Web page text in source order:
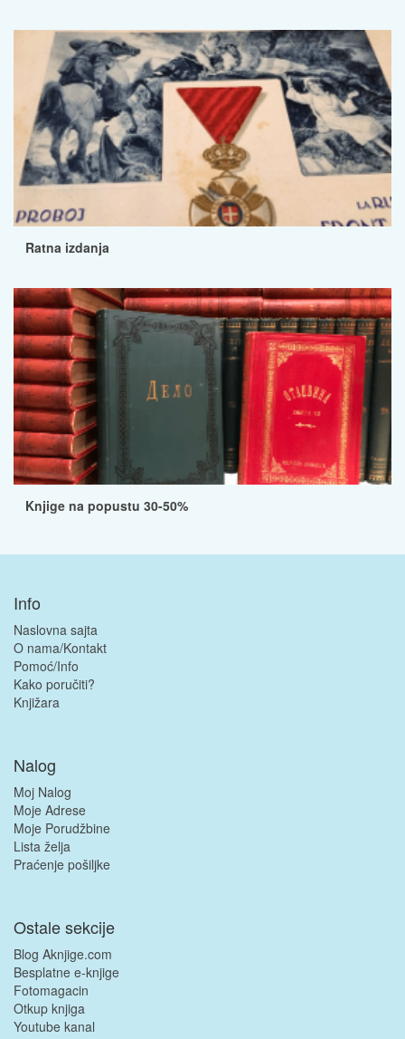
Ratna izdanja
Knjige na popustu 30-50%
Info
Naslovna sajta
O nama/Kontakt
Pomoć/Info
Kako poručiti?
Knjižara
Nalog
Moj Nalog
Moje Adrese
Moje Porudžbine
Lista želja
Praćenje pošiljke
Ostale sekcije
Blog Aknjige.com
Besplatne e-knjige
Fotomagacin
Otkup knjiga
Youtube kanal